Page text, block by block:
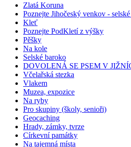
Zlatá Koruna
Poznejte Jihočeský venkov -
Kleť
Poznejte PodKletí z výšky
Pěšky
Na kole
Selské baroko
DOVOLENÁ SE PSEM V
Včelařská stezka
Vlakem
Muzea, expozice
Na ryby
Pro skupiny (školy, senioři)
Geocaching
Hrady, zámky, tvrze
Církevní památky
Na tajemná místa